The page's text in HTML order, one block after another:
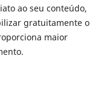
ao seu conteúdo,
gratuitamente o
maior